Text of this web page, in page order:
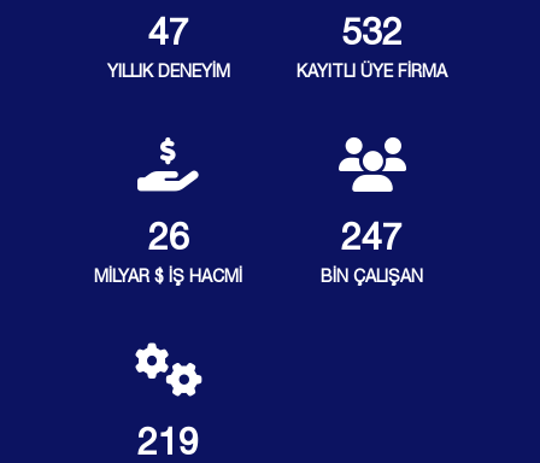
48
YILLIK DENEYİM
537
KAYITLI ÜYE FİRMA
27
MİLYAR $ İŞ HACMİ
250
BİN ÇALIŞAN
222